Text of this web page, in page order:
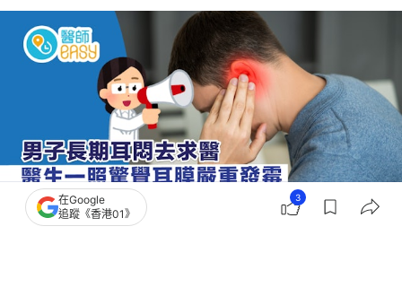
在Google
追蹤《香港01》
3